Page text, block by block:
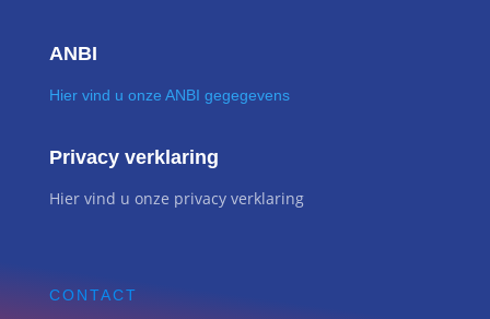
ANBI
Hier vind u onze ANBI gegegevens
Privacy verklaring
Hier vind u onze privacy verklaring
CONTACT